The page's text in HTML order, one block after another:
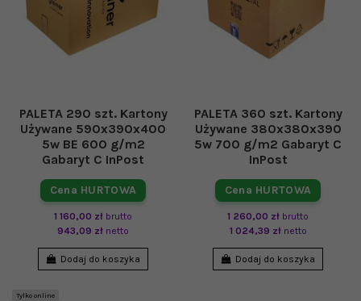
PALETA 290 szt. Kartony
Używane 590x390x400
5w BE 600 g/m2
Gabaryt C InPost
Cena HURTOWA
1 160,00 zł brutto
943,09 zł netto
Dodaj do koszyka
PALETA 360 szt. Kartony
Używane 380x380x390
5w 700 g/m2 Gabaryt C
InPost
Cena HURTOWA
1 260,00 zł brutto
1 024,39 zł netto
Dodaj do koszyka
Tylko online